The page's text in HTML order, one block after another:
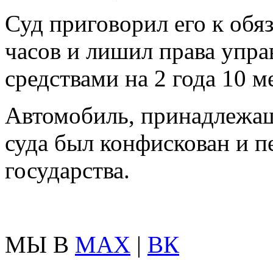
Суд приговорил его к
часов и лишил права
средствами на 2 года 10
Автомобиль,
суда был конфискован и
государства.
МЫ В MAX | ВК